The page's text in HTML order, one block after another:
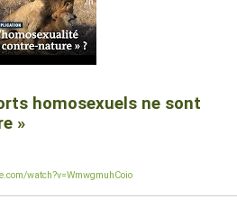
homosexuels ne sont
»
watch?v=WmwgmuhCoio